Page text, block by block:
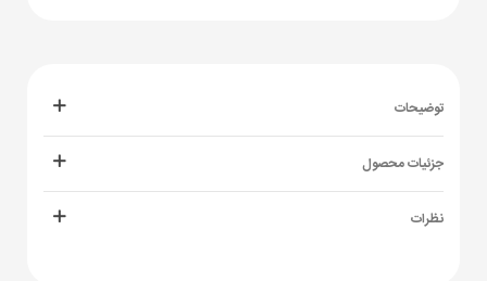
توضیحات
جزئیات محصول
نظرات